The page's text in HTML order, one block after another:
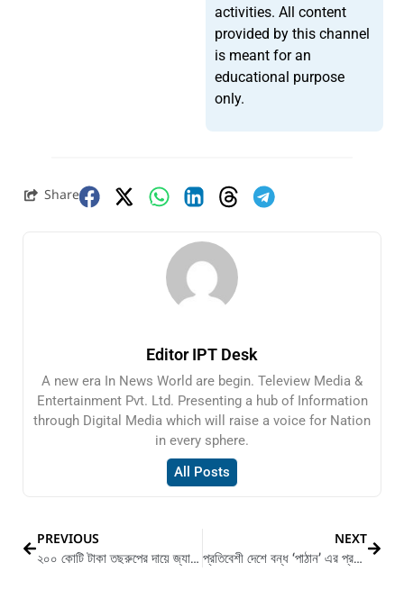
activities. All content
provided by this channel
is meant for an
educational purpose
only.
Share
Editor IPT Desk
A new era In News World are begin. Teleview Media &
Entertainment Pvt. Ltd. Presenting a hub of Information
through Digital Media which will raise a voice for Nation
in every sphere.
All Posts
PREVIOUS
২০০ কোটি টাকা তছরুপের দায়ে জ্যাকলিনকে তলব করল দিল্লি পুলিশ
NEXT
প্রতিবেশী দেশে বন্ধ ‘পাঠান’ এর প্রদর্শন